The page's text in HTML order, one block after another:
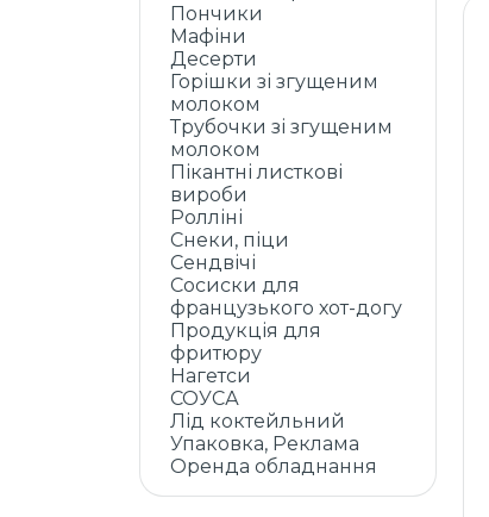
Пончики
Мафіни
Десерти
Горішки зі згущеним
молоком
Трубочки зі згущеним
молоком
Пікантні листкові
вироби
Ролліні
Снеки, піци
Сендвічі
Сосиски для
французького хот-догу
Продукція для
фритюру
Нагетси
СОУСА
Лід коктейльний
Упаковка, Реклама
Оренда обладнання